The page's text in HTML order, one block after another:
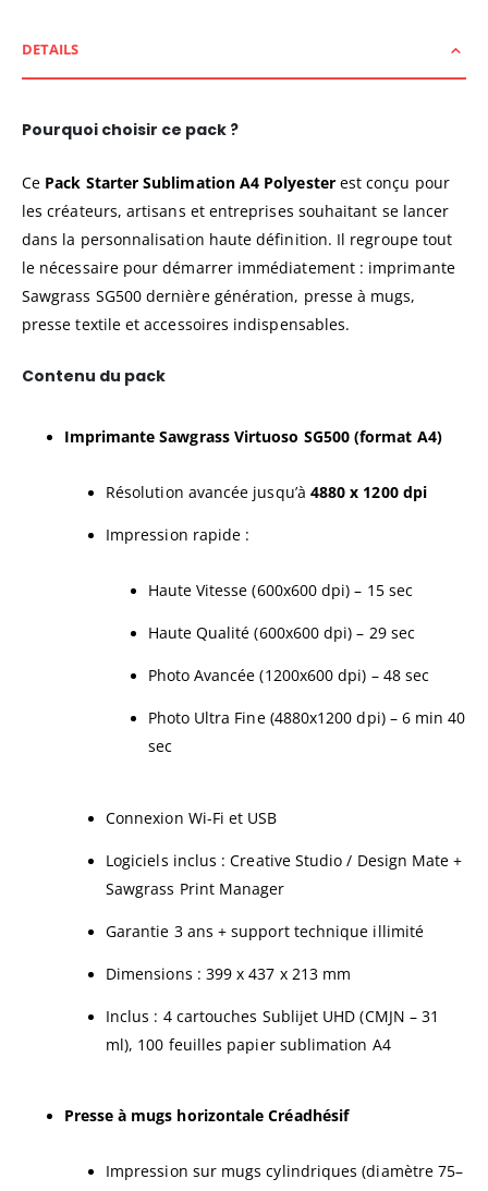
DETAILS
Pourquoi choisir ce pack ?
Ce Pack Starter Sublimation A4 Polyesterest conçu pour
les créateurs, artisans et entreprises souhaitant se lancer
dans la personnalisation haute définition. Il regroupe tout
le nécessaire pour démarrer immédiatement : imprimante
Sawgrass SG500 dernière génération, presse à mugs,
presse textile et accessoires indispensables.
Contenu du pack
Imprimante Sawgrass Virtuoso SG500 (format A4)
Résolution avancée jusqu’à 4880 x 1200 dpi
Impression rapide :
Haute Vitesse (600x600 dpi) – 15 sec
Haute Qualité (600x600 dpi) – 29 sec
Photo Avancée (1200x600 dpi) – 48 sec
Photo Ultra Fine (4880x1200 dpi) – 6 min 40
sec
Connexion Wi-Fi et USB
Logiciels inclus : Creative Studio / Design Mate +
Sawgrass Print Manager
Garantie 3 ans + support technique illimité
Dimensions : 399 x 437 x 213 mm
Inclus : 4 cartouches Sublijet UHD (CMJN – 31
ml), 100 feuilles papier sublimation A4
Presse à mugs horizontale Créadhésif
Impression sur mugs cylindriques (diamètre 75–